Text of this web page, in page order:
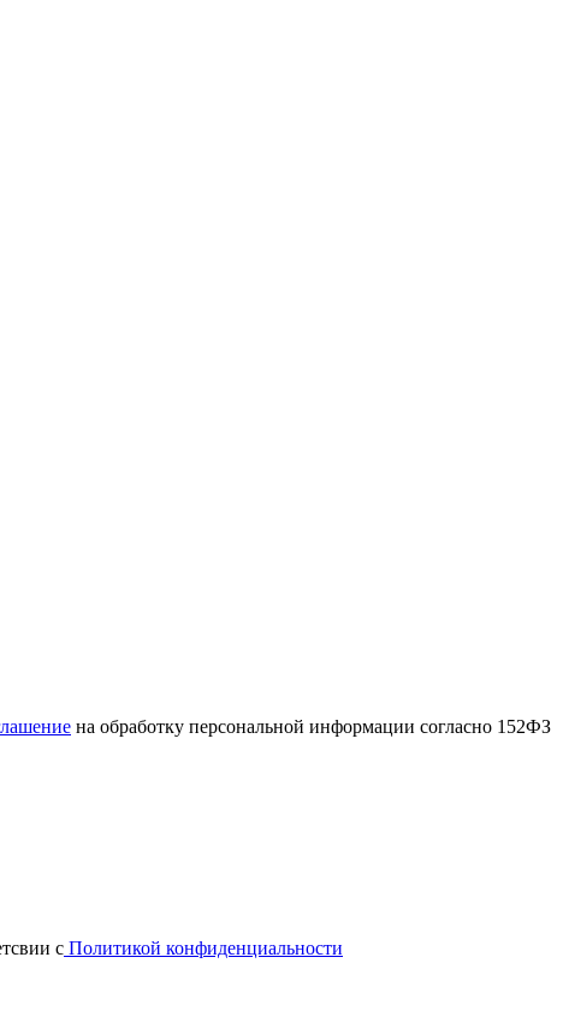
на обработку персональной информации согласно 152ФЗ
с Политикой конфиденциальности